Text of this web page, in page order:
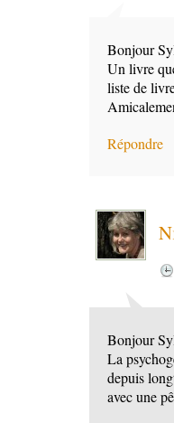
Bonjour
Un livre
liste de
Répondre
Bonjour
La
depuis
avec une